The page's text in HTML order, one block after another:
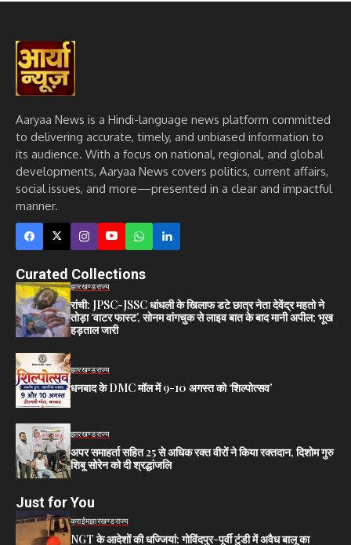
Aaryaa News is a Hindi-language news platform committed
to delivering accurate, timely, and unbiased information to
its audience. With a focus on national, regional, and global
developments, Aaryaa News covers politics, current affairs,
social issues, and more—presented in a clear and impactful
manner.
Curated Collections
झारखण्डराज्य
रांची: JPSC-JSSC धांधली के खिलाफ डटे छात्र नेता देवेंद्र महतो ने
तोड़ा ‘वाटर फास्ट’, सोनम वांगचुक से लाइव बात के बाद मानी अपील; भूख
हड़ताल जारी
झारखण्डराज्य
धनबाद के DMC मॉल में 9-10 अगस्त को ‘शिल्पोत्सव’
झारखण्डराज्य
अपर समाहर्ता सहित 25 से अधिक रक्त वीरों ने किया रक्तदान, दिशोम गुरु
शिबू सोरेन को दी श्रद्धांजलि
Just for You
क्राईमझारखण्डराज्य
NGT के आदेशों की धज्जियां: गोविंदपुर-पूर्वी टुंडी में अवैध बालू का